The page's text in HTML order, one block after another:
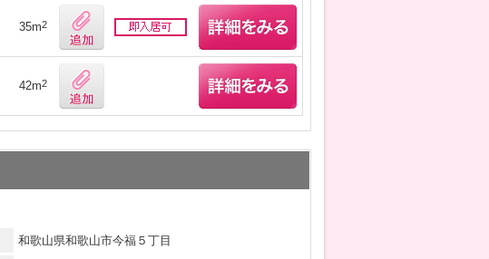
35m2
42m2
和歌山県和歌山市今福５丁目